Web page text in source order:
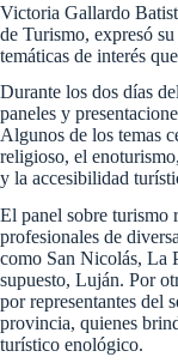
Victoria Gallardo
de Turismo, expresó
temáticas de interés
Durante los dos días
paneles y
Algunos de los temas
religioso, el
y la accesibilidad
El panel sobre turismo
profesionales de
como San Nicolás, La
supuesto, Luján. Por
por representantes del
provincia, quienes
turístico enológico.